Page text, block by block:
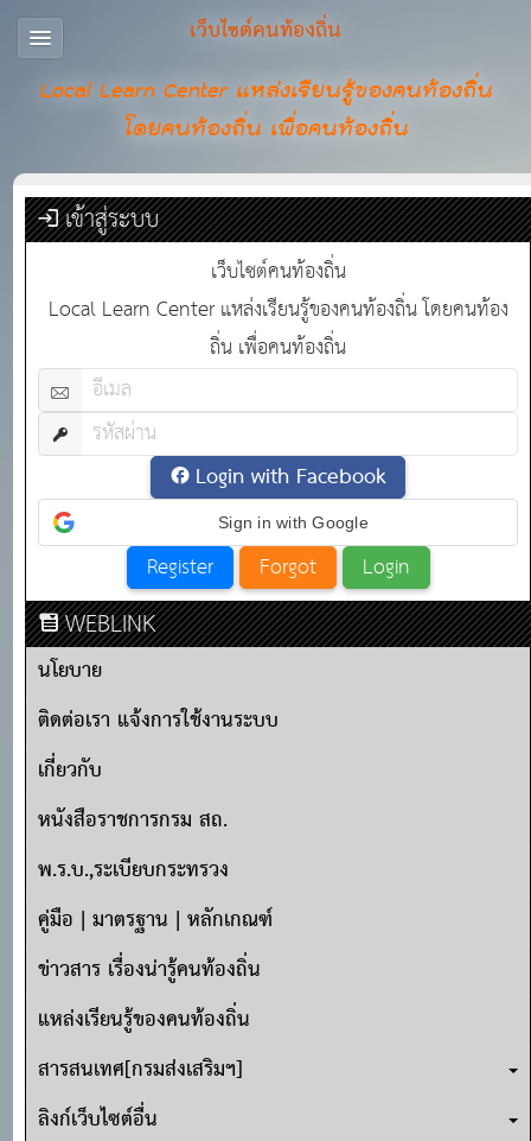
เว็บไซต์คนท้องถิ่น
Local Learn Center แหล่งเรียนรู้ของคนท้องถิ่น
โดยคนท้องถิ่น เพื่อคนท้องถิ่น
เข้าสู่ระบบ
เว็บไซต์คนท้องถิ่น
Local Learn Center แหล่งเรียนรู้ของคนท้องถิ่น โดยคนท้อง
ถิ่น เพื่อคนท้องถิ่น
Login with Facebook
Sign in with Google
WEBLINK
นโยบาย
ติดต่อเรา แจ้งการใช้งานระบบ
เกี่ยวกับ
หนังสือราชการกรม สถ.
พ.ร.บ.,ระเบียบกระทรวง
คู่มือ | มาตรฐาน | หลักเกณฑ์
ข่าวสาร เรื่องน่ารู้คนท้องถิ่น
แหล่งเรียนรู้ของคนท้องถิ่น
สารสนเทศ[กรมส่งเสริมฯ]
ลิงก์เว็บไซต์อื่น